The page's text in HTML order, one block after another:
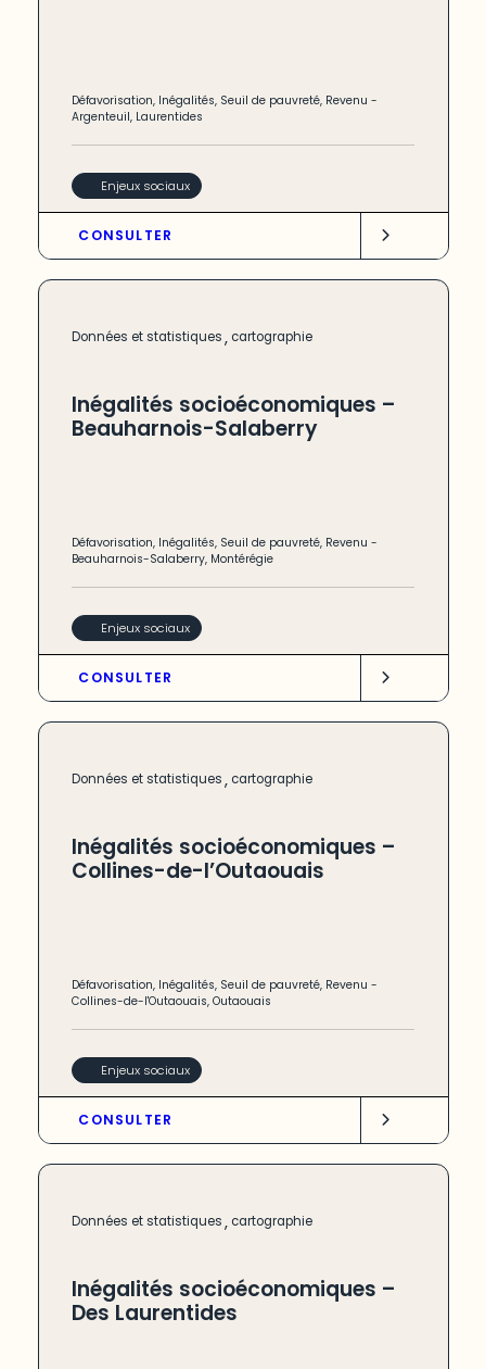
Défavorisation, Inégalités, Seuil de pauvreté, Revenu -
Argenteuil, Laurentides
Enjeux sociaux
CONSULTER
Données et statistiques, cartographie
Inégalités socioéconomiques –
Beauharnois-Salaberry
Défavorisation, Inégalités, Seuil de pauvreté, Revenu -
Beauharnois-Salaberry, Montérégie
Enjeux sociaux
CONSULTER
Données et statistiques, cartographie
Inégalités socioéconomiques –
Collines-de-l’Outaouais
Défavorisation, Inégalités, Seuil de pauvreté, Revenu -
Collines-de-l'Outaouais,Outaouais
Enjeux sociaux
CONSULTER
Données et statistiques, cartographie
Inégalités socioéconomiques –
Des Laurentides